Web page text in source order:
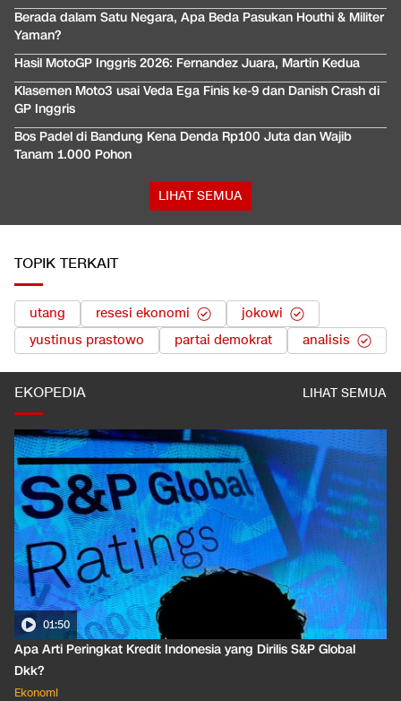
Berada dalam Satu Negara, Apa Beda Pasukan Houthi & Militer
Yaman?
Hasil MotoGP Inggris 2026: Fernandez Juara, Martin Kedua
Klasemen Moto3 usai Veda Ega Finis ke-9 dan Danish Crash di
GP Inggris
Bos Padel di Bandung Kena Denda Rp100 Juta dan Wajib
Tanam 1.000 Pohon
LIHAT SEMUA
TOPIK TERKAIT
utang resesi ekonomi
jokowi
yustinus prastowo
partai demokrat analisis
EKOPEDIA LIHAT SEMUA
01:50
Apa Arti Peringkat Kredit Indonesia yang Dirilis S&P Global
Dkk?
Ekonomi